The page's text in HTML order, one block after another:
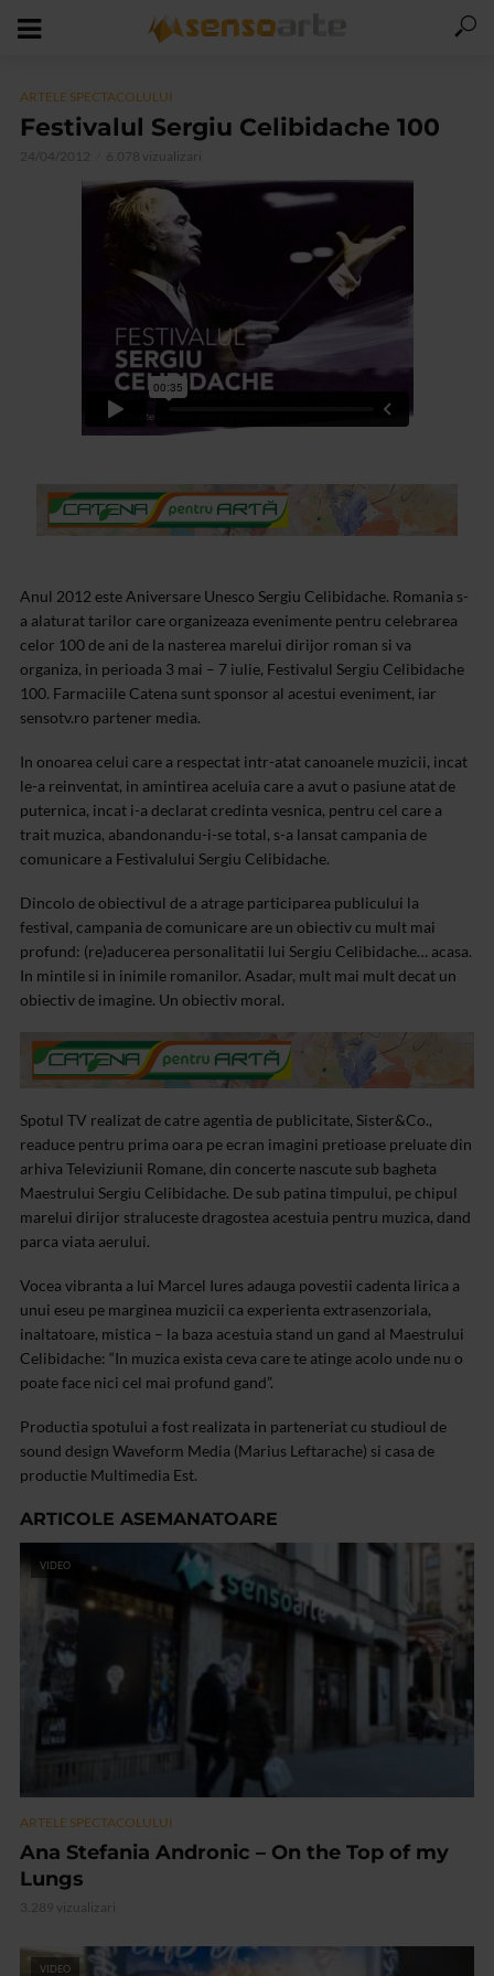
ARTELE SPECTACOLULUI
Festivalul Sergiu Celibidache 100
24/04/2012 6.078 vizualizari
Anul 2012 este Aniversare Unesco Sergiu Celibidache. Romania s-
a alaturat tarilor care organizeaza evenimente pentru celebrarea
celor 100 de ani de la nasterea marelui dirijor roman si va
organiza, in perioada 3 mai – 7 iulie, Festivalul Sergiu Celibidache
100. Farmaciile Catena sunt sponsor al acestui eveniment, iar
sensotv.ro partener media.
In onoarea celui care a respectat intr-atat canoanele muzicii, incat
le-a reinventat, in amintirea aceluia care a avut o pasiune atat de
puternica, incat i-a declarat credinta vesnica, pentru cel care a
trait muzica, abandonandu-i-se total, s-a lansat campania de
comunicare a Festivalului Sergiu Celibidache.
Dincolo de obiectivul de a atrage participarea publicului la
festival, campania de comunicare are un obiectiv cu mult mai
profund: (re)aducerea personalitatii lui Sergiu Celibidache… acasa.
In mintile si in inimile romanilor. Asadar, mult mai mult decat un
obiectiv de imagine. Un obiectiv moral.
Spotul TV realizat de catre agentia de publicitate, Sister&Co.,
readuce pentru prima oara pe ecran imagini pretioase preluate din
arhiva Televiziunii Romane, din concerte nascute sub bagheta
Maestrului Sergiu Celibidache. De sub patina timpului, pe chipul
marelui dirijor straluceste dragostea acestuia pentru muzica, dand
parca viata aerului.
Vocea vibranta a lui Marcel Iures adauga povestii cadenta lirica a
unui eseu pe marginea muzicii ca experienta extrasenzoriala,
inaltatoare, mistica – la baza acestuia stand un gand al Maestrului
Celibidache: “In muzica exista ceva care te atinge acolo unde nu o
poate face nici cel mai profund gand”.
Productia spotului a fost realizata in parteneriat cu studioul de
sound design Waveform Media (Marius Leftarache) si casa de
productie Multimedia Est.
ARTICOLE ASEMANATOARE
VIDEO
ARTELE SPECTACOLULUI
Ana Stefania Andronic – On the Top of my
Lungs
3.289 vizualizari
VIDEO